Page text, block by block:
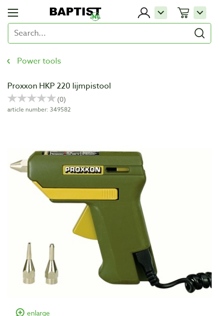
Power tools
Proxxon HKP 220 lijmpistool
article number: 349582
enlarge